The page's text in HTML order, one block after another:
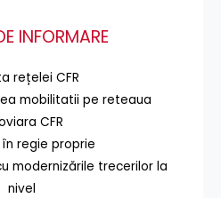
INFORMARE
rețelei CFR
mobilitatii pe reteaua
CFR
regie proprie
modernizările trecerilor la
nivel